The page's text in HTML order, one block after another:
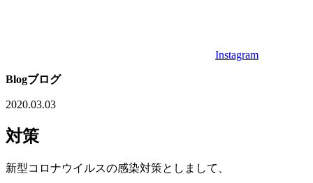
Instagram
Blogブログ
2020.03.03
対策
新型コロナウイルスの感染対策としまして、